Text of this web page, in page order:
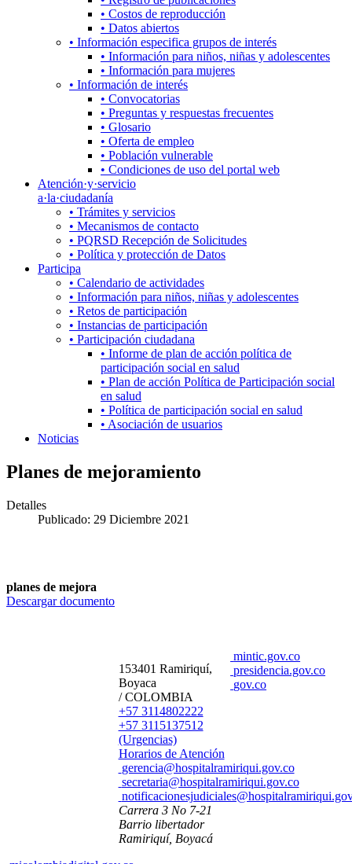
• Costos de reproducción
• Datos abiertos
• Información especifica grupos de interés
• Información para niños, niñas y adolescentes
• Información para mujeres
• Información de interés
• Convocatorias
• Preguntas y respuestas frecuentes
• Glosario
• Oferta de empleo
• Población vulnerable
• Condiciones de uso del portal web
Atención·y·servicio
a·la·ciudadanía
• Trámites y servicios
• Mecanismos de contacto
• PQRSD Recepción de Solicitudes
• Política y protección de Datos
Participa
• Calendario de actividades
• Información para niños, niñas y adolescentes
• Retos de participación
• Instancias de participación
• Participación ciudadana
• Informe de plan de acción política de
participación social en salud
• Plan de acción Política de Participación social
en salud
• Política de participación social en salud
• Asociación de usuarios
Noticias
Planes de mejoramiento
Detalles
Publicado: 29 Diciembre 2021
planes de mejora
Descargar documento
153401 Ramiriquí,
Boyaca
/ COLOMBIA
+57 3114802222
+57 3115137512
(Urgencias)
Horarios de Atención
gerencia@hospitalramiriqui.gov.co
secretaria@hospitalramiriqui.gov.co
Carrera 3 No 7-21
Barrio libertador
Ramiriquí, Boyacá
mintic.gov.co
presidencia.gov.co
gov.co